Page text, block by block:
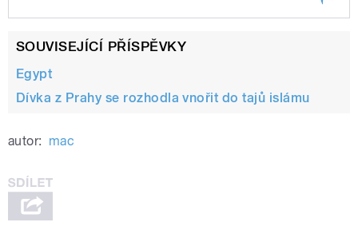
pause
předmět
SOUVISEJÍCÍ PŘÍSPĚVKY
Egypt
Dívka z Prahy se rozhodla vnořit do tajů islámu
autor: mac